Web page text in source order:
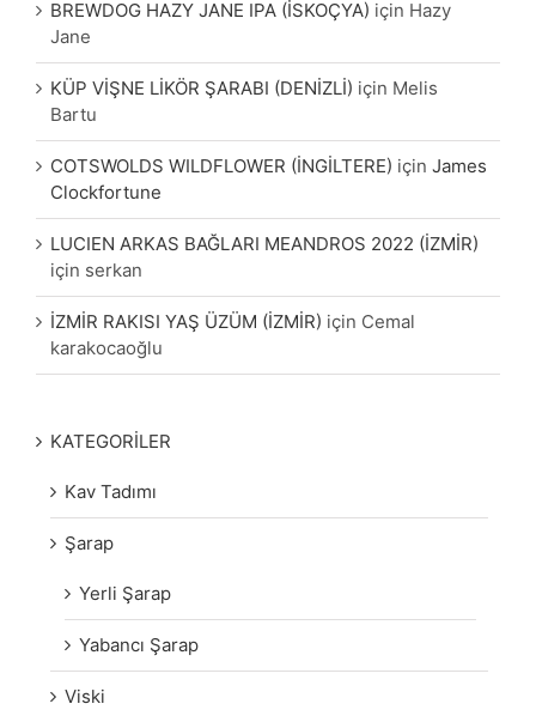
BREWDOG HAZY JANE IPA (İSKOÇYA) için Hazy
Jane
KÜP VİŞNE LİKÖR ŞARABI (DENİZLİ) için Melis
Bartu
COTSWOLDS WILDFLOWER (İNGİLTERE) için James
Clockfortune
LUCIEN ARKAS BAĞLARI MEANDROS 2022 (İZMİR)
için serkan
İZMİR RAKISI YAŞ ÜZÜM (İZMİR) için Cemal
karakocaoğlu
KATEGORİLER
Kav Tadımı
Şarap
Yerli Şarap
Yabancı Şarap
Viski